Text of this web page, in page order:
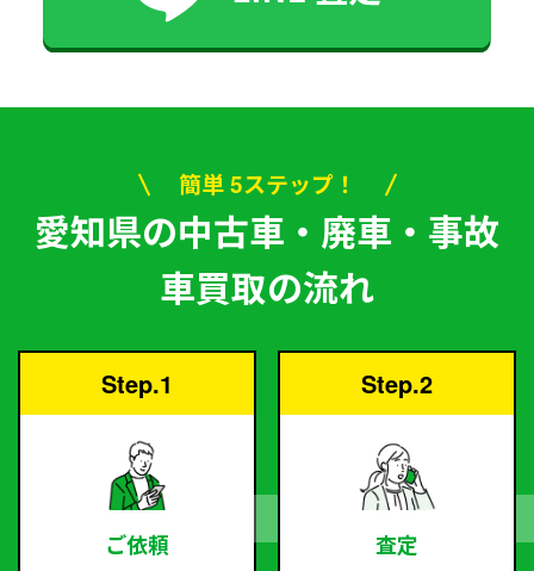
簡単 5ステップ！
愛知県の中古車・廃車・事故
車買取の流れ
Step.1
ご依頼
Step.2
査定